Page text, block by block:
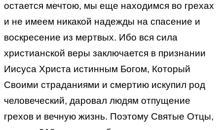
остается мечтою, мы еще находимся во грехах
и не имеем никакой надежды на спасение и
воскресение из мертвых. Ибо вся сила
христианской веры заключается в признании
Иисуса Христа истинным Богом, Который
Своими страданиями и смертию искупил род
человеческий, даровал людям отпущение
грехов и вечную жизнь. Поэтому Святые Отцы,